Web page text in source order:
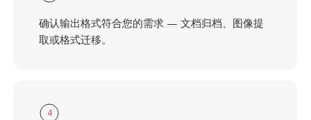
确认输出格式符合您的需求 — 文档归档、图像提
取或格式迁移。
4